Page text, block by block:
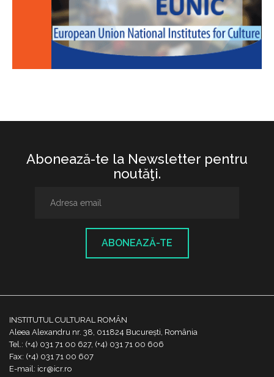
Abonează-te la Newsletter pentru
noutăţi.
ABONEAZĂ-TE
INSTITUTUL CULTURAL ROMÂN
Aleea Alexandru nr. 38, 011824 București, România
Tel.: (+4) 031 71 00 627, (+4) 031 71 00 606
Fax: (+4) 031 71 00 607
E-mail: icr@icr.ro